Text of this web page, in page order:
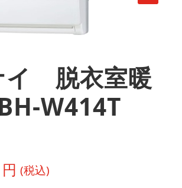
イ 脱衣室暖
W414T
円 (税込)